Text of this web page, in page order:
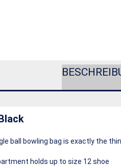
ball bowling bag is exactly the
holds up to size 12 shoe